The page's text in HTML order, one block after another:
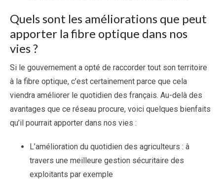
Quels sont les améliorations que peut
apporter la fibre optique dans nos
vies ?
Si le gouvernement a opté de raccorder tout son territoire
à la fibre optique, c’est certainement parce que cela
viendra améliorer le quotidien des français. Au-delà des
avantages que ce réseau procure, voici quelques bienfaits
qu’il pourrait apporter dans nos vies :
L’amélioration du quotidien des agriculteurs : à
travers une meilleure gestion sécuritaire des
exploitants par exemple